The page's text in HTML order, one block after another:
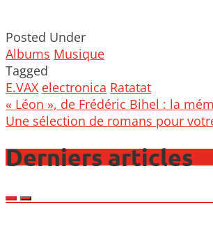
Posted Under
Albums Musique
Tagged
E.VAX electronica Ratatat
Post
navigation
« Léon », de Frédéric Bihel : la
Une sélection de romans pour
Derniers articles